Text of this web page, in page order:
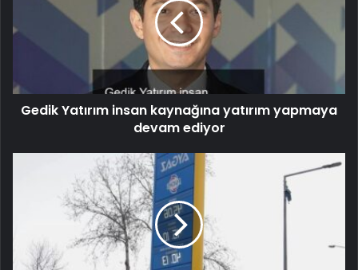
Gedik Yatırım insan kaynağına yatırım yapmaya
devam ediyor